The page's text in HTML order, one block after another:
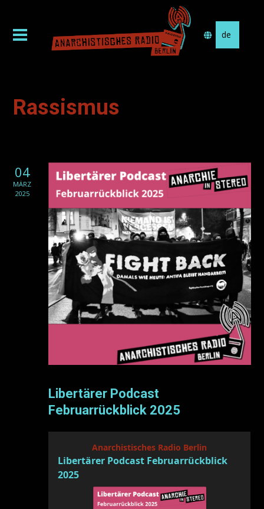
auswählen
Rassismus
04
MÄRZ
2025
Libertärer Podcast
Februarrückblick 2025